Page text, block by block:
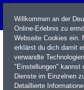
Willkommen an der
Online-Erlebnis zu
Webseite Cookies ein.
erklärst du dich damit
verwandte
"Einstellungen" kannst
Dienste im Einzelnen
Detaillierte